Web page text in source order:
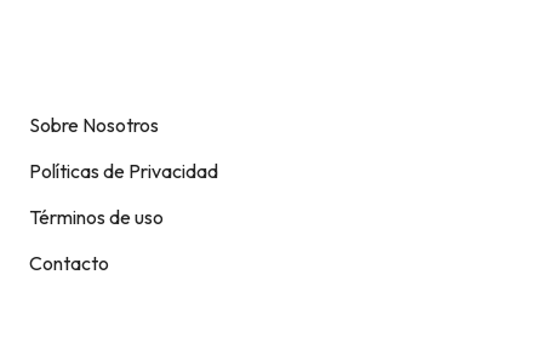
Sobre Nosotros
Políticas de Privacidad
Términos de uso
Contacto